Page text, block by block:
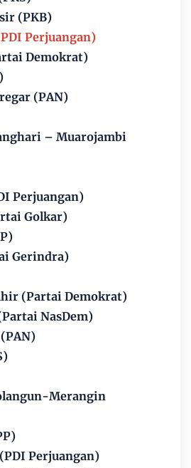
(PKB)
Perjuangan)
Demokrat)
(PAN)
– Muarojambi
Perjuangan)
Golkar)
Gerindra)
(Partai Demokrat)
NasDem)
Merangin
Perjuangan)